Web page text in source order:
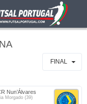
FINAL
Nun’Álvares
Morgado (39)